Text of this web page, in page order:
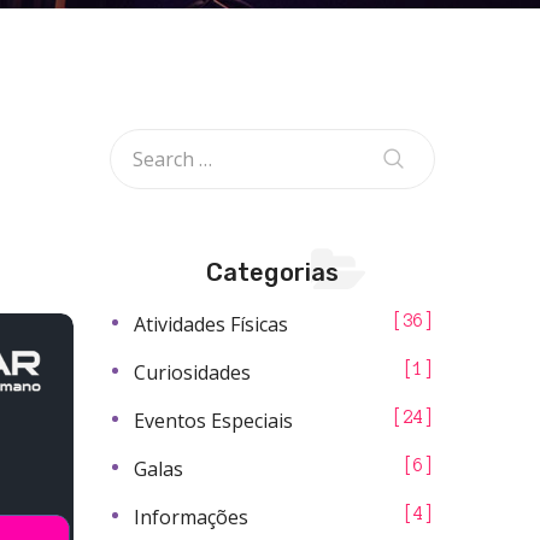
Categorias
Atividades Físicas 36
Curiosidades 1
Eventos Especiais 24
Galas 6
Informações 4